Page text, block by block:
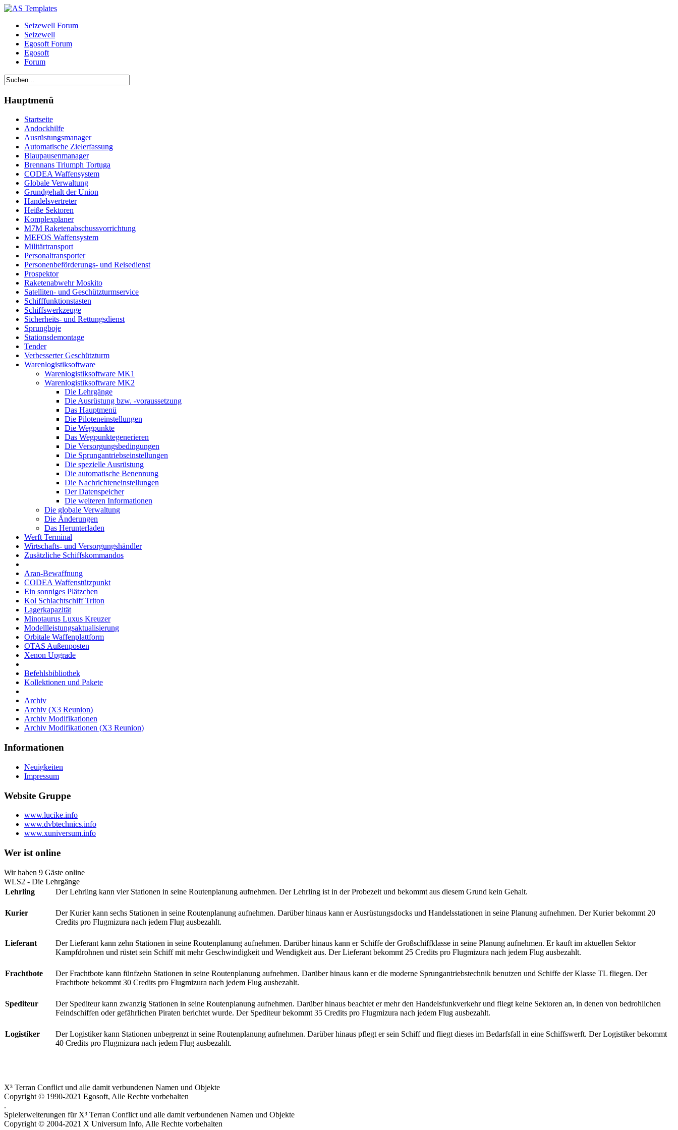
Seizewell Forum
Seizewell
Egosoft Forum
Egosoft
Forum
Hauptmenü
Startseite
Andockhilfe
Ausrüstungsmanager
Automatische Zielerfassung
Blaupausenmanager
Brennans Triumph Tortuga
CODEA Waffensystem
Globale Verwaltung
Grundgehalt der Union
Handelsvertreter
Heiße Sektoren
Komplexplaner
M7M Raketenabschussvorrichtung
MEFOS Waffensystem
Militärtransport
Personaltransporter
Personenbeförderungs- und Reisedienst
Prospektor
Raketenabwehr Moskito
Satelliten- und Geschützturmservice
Schifffunktionstasten
Schiffswerkzeuge
Sicherheits- und Rettungsdienst
Sprungboje
Stationsdemontage
Tender
Verbesserter Geschützturm
Warenlogistiksoftware
Warenlogistiksoftware MK1
Warenlogistiksoftware MK2
Die Lehrgänge
Die Ausrüstung bzw. -voraussetzung
Das Hauptmenü
Die Piloteneinstellungen
Die Wegpunkte
Das Wegpunktegenerieren
Die Versorgungsbedingungen
Die Sprungantriebseinstellungen
Die spezielle Ausrüstung
Die automatische Benennung
Die Nachrichteneinstellungen
Der Datenspeicher
Die weiteren Informationen
Die globale Verwaltung
Die Änderungen
Das Herunterladen
Werft Terminal
Wirtschafts- und Versorgungshändler
Zusätzliche Schiffskommandos
Aran-Bewaffnung
CODEA Waffenstützpunkt
Ein sonniges Plätzchen
Kol Schlachtschiff Triton
Lagerkapazität
Minotaurus Luxus Kreuzer
Modellleistungsaktualisierung
Orbitale Waffenplattform
OTAS Außenposten
Xenon Upgrade
Befehlsbibliothek
Kollektionen und Pakete
Archiv
Archiv (X3 Reunion)
Archiv Modifikationen
Archiv Modifikationen (X3 Reunion)
Informationen
Neuigkeiten
Impressum
Website Gruppe
www.lucike.info
www.dvbtechnics.info
www.xuniversum.info
Wer ist online
Wir haben 9 Gäste online
WLS2 - Die Lehrgänge
Lehrling
Der Lehrling kann vier Stationen in seine Routenplanung aufnehmen. Der Lehrling ist in der Probezeit und bekommt aus diesem Grund kein Gehalt.
Kurier
Der Kurier kann sechs Stationen in seine Routenplanung aufnehmen. Darüber hinaus kann er Ausrüstungsdocks und Handelsstationen in seine Planung aufnehmen. Der Kurier bekommt 20
Credits pro Flugmizura nach jedem Flug ausbezahlt.
Lieferant
Der Lieferant kann zehn Stationen in seine Routenplanung aufnehmen. Darüber hinaus kann er Schiffe der Großschiffklasse in seine Planung aufnehmen. Er kauft im aktuellen Sektor
Kampfdrohnen und rüstet sein Schiff mit mehr Geschwindigkeit und Wendigkeit aus. Der Lieferant bekommt 25 Credits pro Flugmizura nach jedem Flug ausbezahlt.
Frachtbote
Der Frachtbote kann fünfzehn Stationen in seine Routenplanung aufnehmen. Darüber hinaus kann er die moderne Sprungantriebstechnik benutzen und Schiffe der Klasse TL fliegen. Der
Frachtbote bekommt 30 Credits pro Flugmizura nach jedem Flug ausbezahlt.
Spediteur
Der Spediteur kann zwanzig Stationen in seine Routenplanung aufnehmen. Darüber hinaus beachtet er mehr den Handelsfunkverkehr und fliegt keine Sektoren an, in denen von bedrohlichen
Feindschiffen oder gefährlichen Piraten berichtet wurde. Der Spediteur bekommt 35 Credits pro Flugmizura nach jedem Flug ausbezahlt.
Logistiker
Der Logistiker kann Stationen unbegrenzt in seine Routenplanung aufnehmen. Darüber hinaus pflegt er sein Schiff und fliegt dieses im Bedarfsfall in eine Schiffswerft. Der Logistiker bekommt
40 Credits pro Flugmizura nach jedem Flug ausbezahlt.
X³ Terran Conflict und alle damit verbundenen Namen und Objekte
Copyright © 1990-2021 Egosoft, Alle Rechte vorbehalten
.
Spielerweiterungen für X³ Terran Conflict und alle damit verbundenen Namen und Objekte
Copyright © 2004-2021 X Universum Info, Alle Rechte vorbehalten